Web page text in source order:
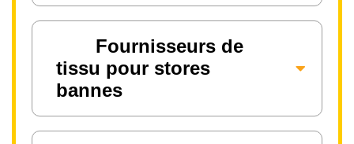
Fournisseurs de
tissu pour stores
bannes